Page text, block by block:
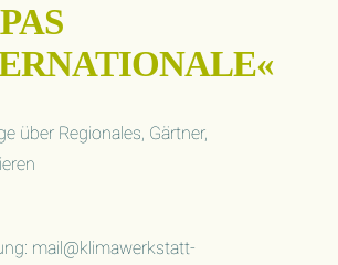
über Regionales, Gärtner,
mail@klimawerkstatt-